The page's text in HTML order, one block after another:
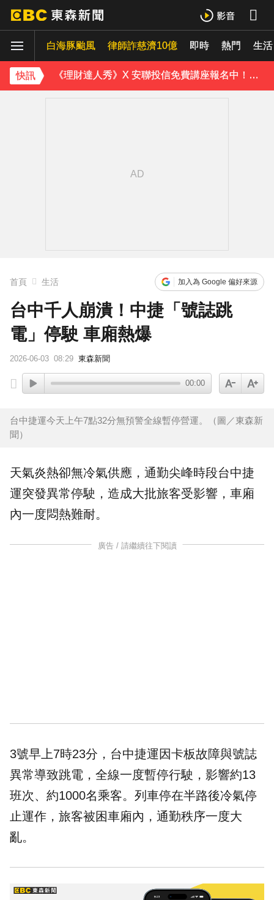
白海豚颱風 律師詐慈濟10億 即時 熱門 生活
快訊
愛玩車／無聲超跑失寵 瑪莎拉蒂將回歸V8手排
菲律賓外海規模5.8強震！首都馬尼拉震感明顯
《理財達人秀》X 安聯投信免費講座報名中！搶先卡位 2027
首頁 生活 加入為 Google 偏好來源
台中千人崩潰！中捷「號誌跳
電」停駛 車廂熱爆
2026-06-03 08:29 東森新聞
00:00
台中捷運今天上午7點32分無預警全線暫停營運。（圖／東森新
聞）
天氣炎熱卻無冷氣供應，通勤尖峰時段台中捷
運突發異常停駛，造成大批旅客受影響，車廂
內一度悶熱難耐。
廣告 / 請繼續往下閱讀
3號早上7時23分，台中捷運因卡板故障與號誌
異常導致跳電，全線一度暫停行駛，影響約13
班次、約1000名乘客。列車停在半路後冷氣停
止運作，旅客被困車廂內，通勤秩序一度大
亂。